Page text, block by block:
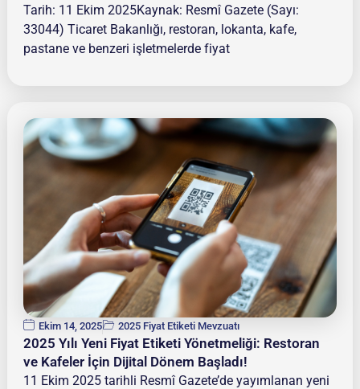
Tarih: 11 Ekim 2025Kaynak: Resmî Gazete (Sayı:
33044) Ticaret Bakanlığı, restoran, lokanta, kafe,
pastane ve benzeri işletmelerde fiyat
Ekim 14, 2025 2025 Fiyat Etiketi Mevzuatı
2025 Yılı Yeni Fiyat Etiketi Yönetmeliği: Restoran
ve Kafeler İçin Dijital Dönem Başladı!
11 Ekim 2025 tarihli Resmî Gazete’de yayımlanan yeni